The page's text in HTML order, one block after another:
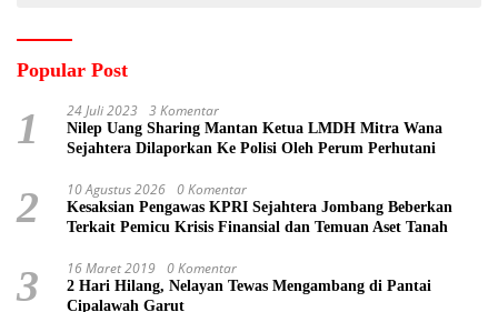
Popular Post
1 24 Juli 2023 3 Komentar
Nilep Uang Sharing Mantan Ketua LMDH Mitra Wana
Sejahtera Dilaporkan Ke Polisi Oleh Perum Perhutani
2 10 Agustus 2026 0 Komentar
Kesaksian Pengawas KPRI Sejahtera Jombang Beberkan
Terkait Pemicu Krisis Finansial dan Temuan Aset Tanah
3 16 Maret 2019 0 Komentar
2 Hari Hilang, Nelayan Tewas Mengambang di Pantai
Cipalawah Garut